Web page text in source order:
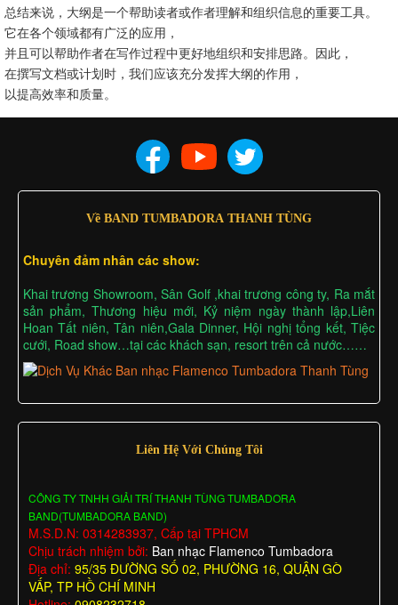
总结来说，大纲是一个帮助读者或作者理解和组织信息的重要工具。
它在各个领域都有广泛的应用，
并且可以帮助作者在写作过程中更好地组织和安排思路。因此，
在撰写文档或计划时，我们应该充分发挥大纲的作用，
以提高效率和质量。
Về BAND TUMBADORA THANH TÙNG
Chuyên đảm nhân các show:
Khai trương Showroom, Sân Golf ,khai trương công ty, Ra mắt
sản phẩm, Thương hiệu mới, Kỷ niệm ngày thành lập,Liên
Hoan Tất niên, Tân niên,Gala Dinner, Hội nghị tổng kết, Tiệc
cưới, Road show…tại các khách sạn, resort trên cả nước……
Liên Hệ Với Chúng Tôi
CÔNG TY TNHH GIẢI TRÍ THANH TÙNG TUMBADORA
BAND(TUMBADORA BAND)
M.S.D.N: 0314283937, Cấp tại TPHCM
Chịu trách nhiệm bởi: Ban nhạc Flamenco Tumbadora
Địa chỉ: 95/35 ĐƯỜNG SỐ 02, PHƯỜNG 16, QUẬN GÒ
VẤP, TP HỒ CHÍ MINH